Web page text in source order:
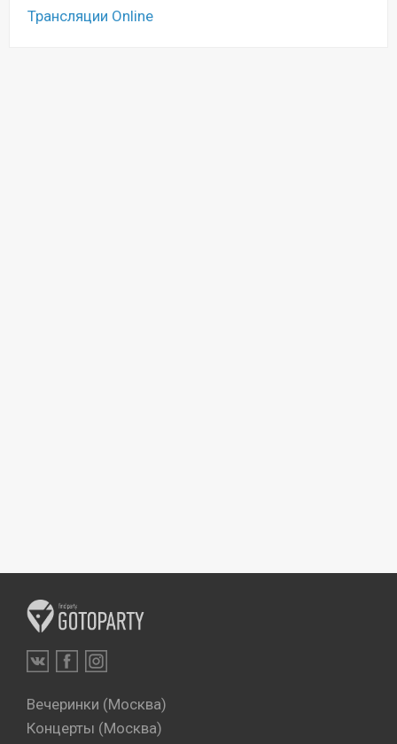
Трансляции Online
Вечеринки (Москва)
Концерты (Москва)